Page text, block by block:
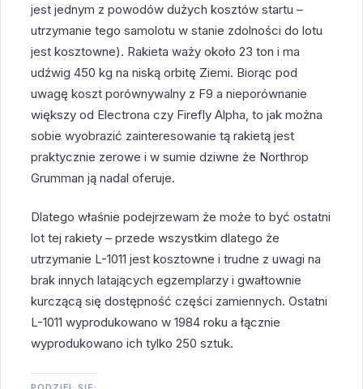
jest jednym z powodów dużych kosztów startu –
utrzymanie tego samolotu w stanie zdolności do lotu
jest kosztowne). Rakieta waży około 23 ton i ma
udźwig 450 kg na niską orbitę Ziemi. Biorąc pod
uwagę koszt porównywalny z F9 a nieporównanie
większy od Electrona czy Firefly Alpha, to jak można
sobie wyobrazić zainteresowanie tą rakietą jest
praktycznie zerowe i w sumie dziwne że Northrop
Grumman ją nadal oferuje.
Dlatego właśnie podejrzewam że może to być ostatni
lot tej rakiety – przede wszystkim dlatego że
utrzymanie L-1011 jest kosztowne i trudne z uwagi na
brak innych latających egzemplarzy i gwałtownie
kurczącą się dostępność części zamiennych. Ostatni
L-1011 wyprodukowano w 1984 roku a łącznie
wyprodukowano ich tylko 250 sztuk.